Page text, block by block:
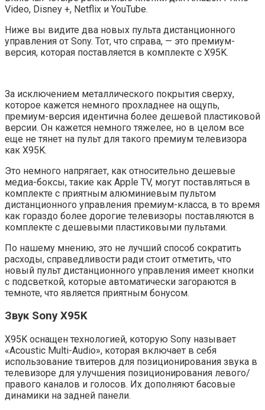
Video, Disney +, Netflix и YouTube.
Ниже вы видите два новых пульта дистанционного
управления от Sony. Тот, что справа, — это премиум-
версия, которая поставляется в комплекте с X95K.
За исключением металлического покрытия сверху,
которое кажется немного прохладнее на ощупь,
премиум-версия идентична более дешевой пластиковой
версии. Он кажется немного тяжелее, но в целом все
еще не тянет на пульт для такого премиум телевизора
как X95K.
Это немного напрягает, как относительно дешевые
медиа-боксы, такие как Apple TV, могут поставляться в
комплекте с приятным алюминиевым пультом
дистанционного управления премиум-класса, в то время
как гораздо более дорогие телевизоры поставляются в
комплекте с дешевыми пластиковыми пультами.
По нашему мнению, это не лучший способ сократить
расходы, справедливости ради стоит отметить, что
новый пульт дистанционного управления имеет кнопки
с подсветкой, которые автоматически загораются в
темноте, что является приятным бонусом.
Звук Sony X95K
X95K оснащен технологией, которую Sony называет
«Acoustic Multi-Audio», которая включает в себя
использование твитеров для позиционирования звука в
телевизоре для улучшения позиционирования левого/
правого каналов и голосов. Их дополняют басовые
динамики на задней панели.